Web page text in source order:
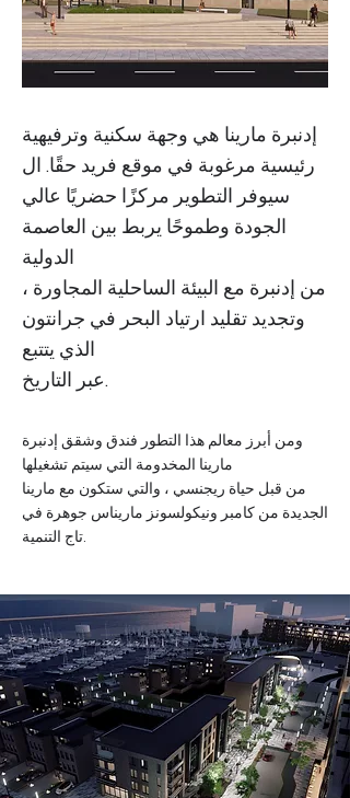
إدنبرة مارينا هي وجهة سكنية وترفيهية
رئيسية مرغوبة في موقع فريد حقًا. ال
سيوفر التطوير مركزًا حضريًا عالي
الجودة وطموحًا يربط بين العاصمة
الدولية
من إدنبرة مع البيئة الساحلية المجاورة ،
وتجديد تقليد ارتياد البحر في جرانتون
الذي يتتبع
عبر التاريخ.
ومن أبرز معالم هذا التطور فندق وشقق إدنبرة
مارينا المخدومة التي سيتم تشغيلها
من قبل حياة ريجنسي ، والتي ستكون مع مارينا
الجديدة من كامبر ونيكولسونز ماريناس جوهرة في
تاج التنمية.